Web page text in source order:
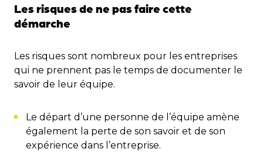
Les risques de ne pas faire cette
démarche
Les risques sont nombreux pour les entreprises
qui ne prennent pas le temps de documenter le
savoir de leur équipe.
Le départ d’une personne de l’équipe amène
également la perte de son savoir et de son
expérience dans l’entreprise.